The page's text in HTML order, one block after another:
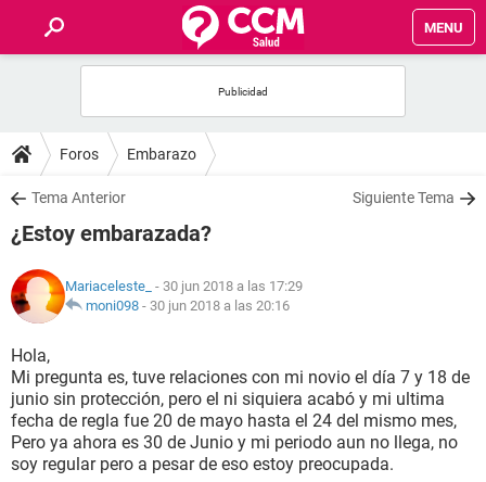
MENU
FOROS
SALUD
FAMILIA
NUTRICIÓN
BIENESTAR
SEXUALIDAD
GLOSARIO
Foros Embarazo
Tema Anterior Siguiente Tema
¿Estoy embarazada?
Mariaceleste_ - 30 jun 2018 a las 17:29
moni098 - 30 jun 2018 a las 20:16
Hola,
Mi pregunta es, tuve relaciones con mi novio el día 7 y 18 de
junio sin protección, pero el ni siquiera acabó y mi ultima
fecha de regla fue 20 de mayo hasta el 24 del mismo mes,
Pero ya ahora es 30 de Junio y mi periodo aun no llega, no
soy regular pero a pesar de eso estoy preocupada.